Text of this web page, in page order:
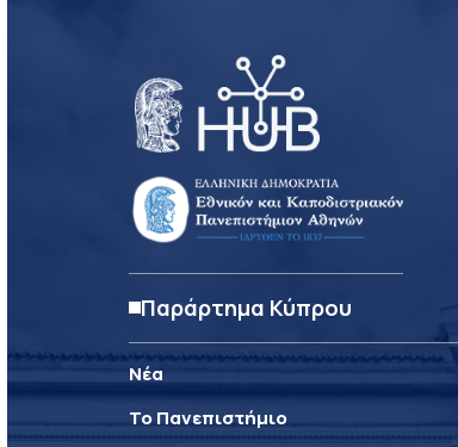
Παράρτημα Κύπρου
Νέα
Το Πανεπιστήμιο